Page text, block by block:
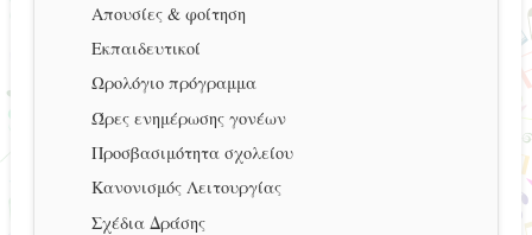
Απουσίες & φοίτηση
Εκπαιδευτικοί
Ωρολόγιο πρόγραμμα
Ώρες ενημέρωσης γονέων
Προσβασιμότητα σχολείου
Κανονισμός Λειτουργίας
Σχέδια Δράσης